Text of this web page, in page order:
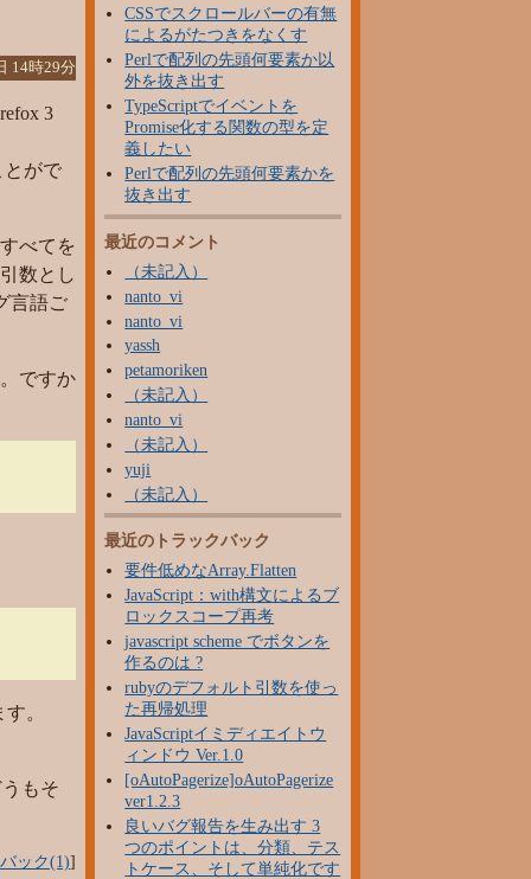
14時29分
3
とがで
べてを
数とし
言語ご
ですか
。
もそ
ック(1)]
CSSでスクロールバーの有無
によるがたつきをなくす
Perlで配列の先頭何要素か以
外を抜き出す
TypeScriptでイベントを
Promise化する関数の型を定
義したい
Perlで配列の先頭何要素かを
抜き出す
最近のコメント
（未記入）
nanto_vi
nanto_vi
yassh
petamoriken
（未記入）
nanto_vi
（未記入）
yuji
（未記入）
最近のトラックバック
要件低めなArray.Flatten
JavaScript：with構文によるブ
ロックスコープ再考
javascript scheme でボタンを
作るのは ?
rubyのデフォルト引数を使っ
た再帰処理
JavaScriptイミディエイトウ
ィンドウ Ver.1.0
[oAutoPagerize]oAutoPagerize
ver1.2.3
良いバグ報告を生み出す 3
つのポイントは、分類、テス
トケース、そして単純化です